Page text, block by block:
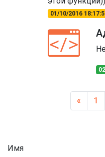
01/10/2016
« 1
Имя